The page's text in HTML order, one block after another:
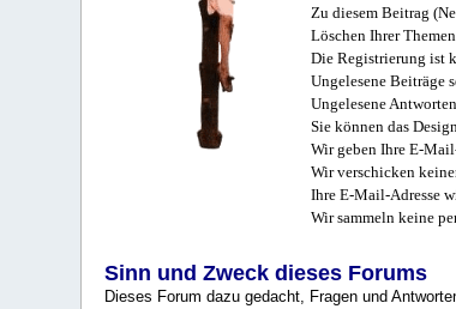
Zu diesem Beitrag
Löschen Ihrer
Die Registrierung ist
Ungelesene Beiträge
Ungelesene
Sie können das
Wir geben Ihre E-
Wir verschicken
Ihre E-Mail-Adresse
Wir sammeln keine
Sinn und Zweck dieses Forums
Dieses Forum dazu gedacht, Fragen und